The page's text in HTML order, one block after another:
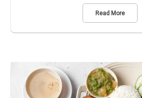
Read More